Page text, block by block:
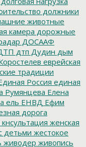
должники
животные
камера дорожные
ДОСААФ
дтп Дудин дым
еврейская
традиции
Россия единая
Румянцева Елена
ель ЕНВД Ефим
дорога
женская
детьми жестокое
живодер живопись